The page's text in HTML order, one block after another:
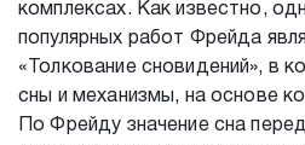
комплексах. Как известно,
популярных работ Фрейда
«Толкование сновидений», в
сны и механизмы, на основе
По Фрейду значение сна